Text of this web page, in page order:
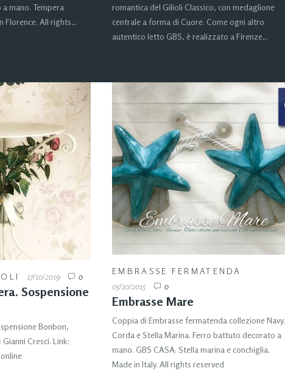
mano. Tempera
Florence. All rights…
romantica del Gilioli Classico, con medaglione
centrale a forma di Cuore. Come ogni altro
autentico letto GBS, è realizzato a Firenze…
17/10/2019 0
Sospensione
Bonbon,
Cresci. Link:
EMBRASSE FERMATENDA
05/10/2015
0
Embrasse Mare
Coppia di Embrasse fermatenda collezione Navy.
Corda e Stella Marina. Ferro battuto decorato a
mano. GBS CASA. Stella marina e conchiglia.
Made in Italy. All rights reserved